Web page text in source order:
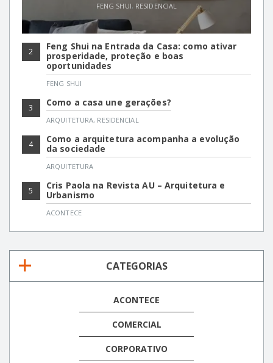
FENG SHUI, RESIDENCIAL
2
Feng Shui na Entrada da Casa: como ativar
prosperidade, proteção e boas
oportunidades
FENG SHUI
3 Como a casa une gerações?
ARQUITETURA, RESIDENCIAL
4
Como a arquitetura acompanha a evolução
da sociedade
ARQUITETURA
5
Cris Paola na Revista AU – Arquitetura e
Urbanismo
ACONTECE
CATEGORIAS
ACONTECE
COMERCIAL
CORPORATIVO